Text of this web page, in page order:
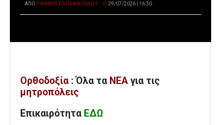
ΑΠΌ ΓΙΆΝΝΗΣ ΠΑΠΑΝΙΚΟΛΆΟΥ 29/07/2026 | 16:30
Ορθοδοξία : Όλα τα ΝΕΑ για τις
μητροπόλεις
Επικαιρότητα ΕΔΩ